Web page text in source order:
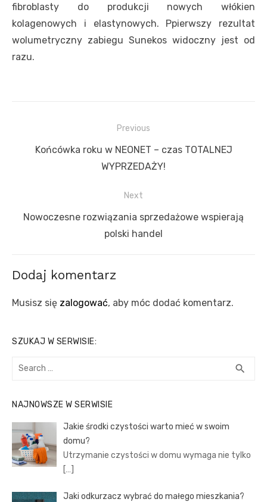
fibroblasty do produkcji nowych włókien
kolagenowych i elastynowych. Ppierwszy rezultat
wolumetryczny zabiegu Sunekos widoczny jest od
razu.
wpisu
Previous
Previous
Końcówka roku w NEONET – czas TOTALNEJ
WYPRZEDAŻY!
Next
Next
Nowoczesne rozwiązania sprzedażowe wspierają
polski handel
Dodaj komentarz
Musisz się zalogować, aby móc dodać komentarz.
SZUKAJ W SERWISIE:
Search
search
NAJNOWSZE W SERWISIE
Jakie środki czystości warto mieć w swoim
domu?
Utrzymanie czystości w domu wymaga nie tylko
[…]
Jaki odkurzacz wybrać do małego mieszkania?